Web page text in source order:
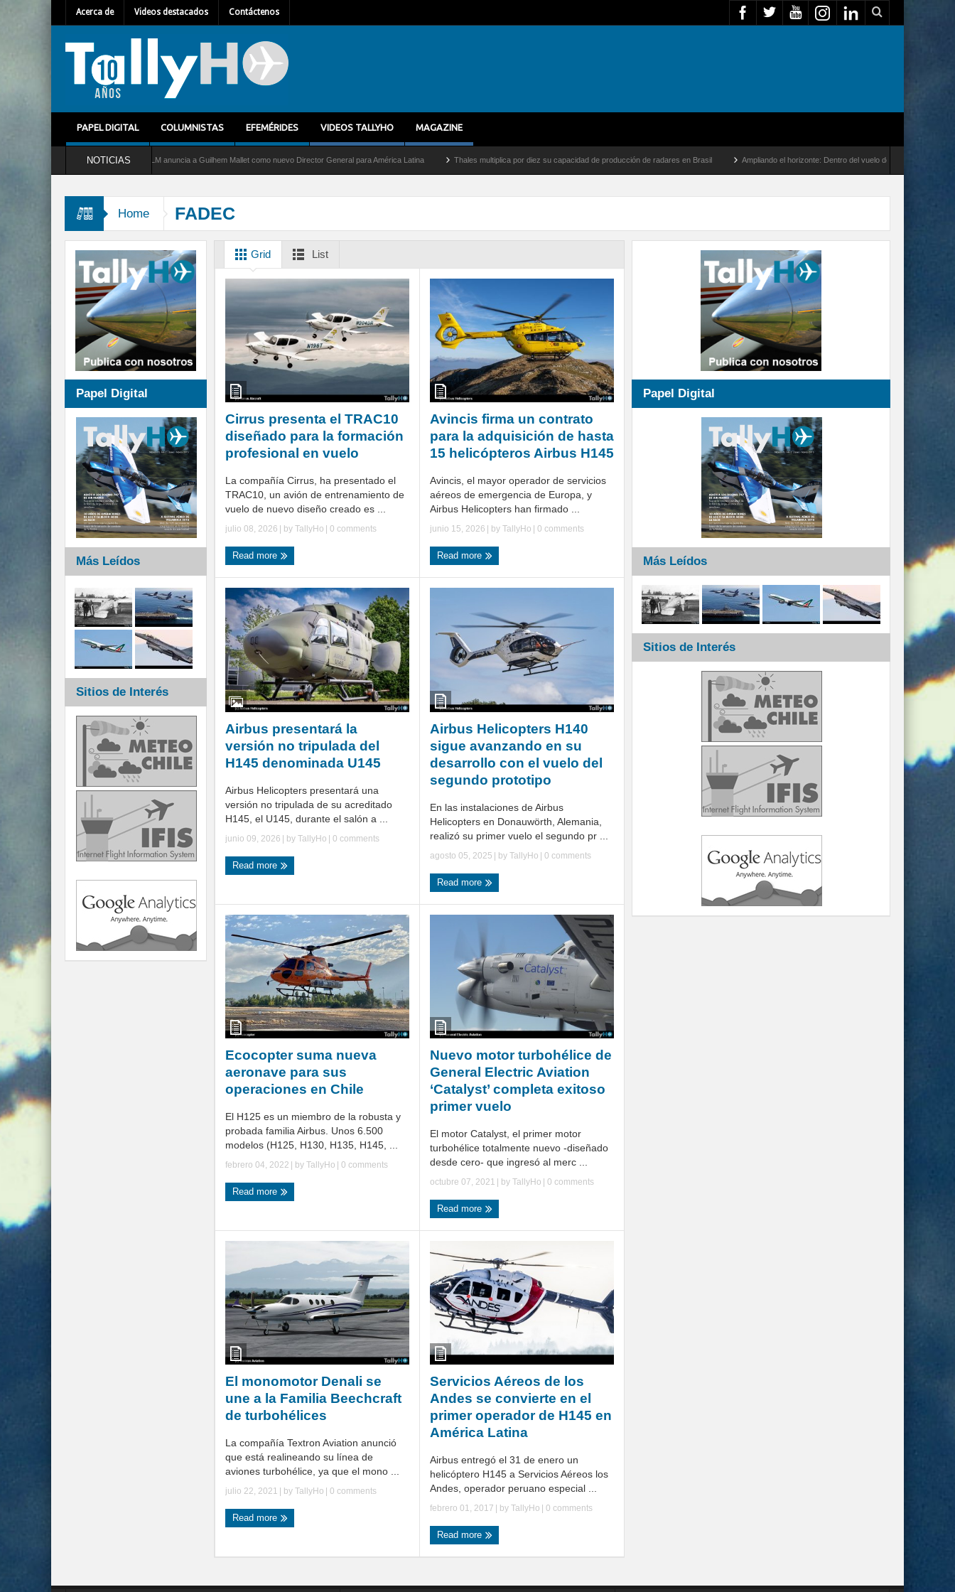
Acerca de Videos destacados Contáctenos
PAPEL DIGITAL COLUMNISTAS EFEMÉRIDES VIDEOS TALLYHO MAGAZINE
NOTICIAS
Air France-KLM anuncia a Guilhem Mallet como nuevo Director General para América Latina Thales multiplica por diez su capacidad de producción de radares en Brasil Ampliando el horizonte: Dentro del vuelo de desarrollo más largo del A350-
Home FADEC
Grid List
Cirrus presenta el TRAC10
diseñado para la formación
profesional en vuelo
La compañía Cirrus, ha presentado el
TRAC10, un avión de entrenamiento de
vuelo de nuevo diseño creado es ...
julio 08, 2026 | by TallyHo 0 comments
Read more
Avincis firma un contrato
para la adquisición de hasta
15 helicópteros Airbus H145
Avincis, el mayor operador de servicios
aéreos de emergencia de Europa, y
Airbus Helicopters han firmado ...
junio 15, 2026 | by TallyHo 0 comments
Read more
Airbus presentará la
versión no tripulada del
H145 denominada U145
Airbus Helicopters presentará una
versión no tripulada de su acreditado
H145, el U145, durante el salón a ...
junio 09, 2026 | by TallyHo | 0 comments
Read more
Airbus Helicopters H140
sigue avanzando en su
desarrollo con el vuelo del
segundo prototipo
En las instalaciones de Airbus
Helicopters en Donauwörth, Alemania,
realizó su primer vuelo el segundo pr ...
agosto 05, 2025 | by TallyHo | 0 comments
Read more
Ecocopter suma nueva
aeronave para sus
operaciones en Chile
El H125 es un miembro de la robusta y
probada familia Airbus. Unos 6.500
modelos (H125, H130, H135, H145, ...
febrero 04, 2022 | by TallyHo 0 comments
Read more
Nuevo motor turbohélice de
General Electric Aviation
‘Catalyst’ completa exitoso
primer vuelo
El motor Catalyst, el primer motor
turbohélice totalmente nuevo -diseñado
desde cero- que ingresó al merc ...
octubre 07, 2021 | by TallyHo 0 comments
Read more
El monomotor Denali se
une a la Familia Beechcraft
de turbohélices
La compañía Textron Aviation anunció
que está realineando su línea de
aviones turbohélice, ya que el mono ...
julio 22, 2021 | by TallyHo 0 comments
Read more
Servicios Aéreos de los
Andes se convierte en el
primer operador de H145 en
América Latina
Airbus entregó el 31 de enero un
helicóptero H145 a Servicios Aéreos los
Andes, operador peruano especial ...
febrero 01, 2017 | by TallyHo 0 comments
Read more
Papel Digital
Más Leídos
Sitios de Interés
Papel Digital
Más Leídos
Sitios de Interés